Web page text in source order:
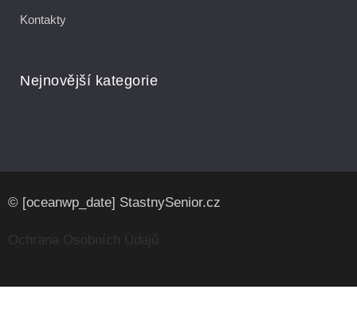
Kontakty
Nejnovější kategorie
© [oceanwp_date] StastnySenior.cz